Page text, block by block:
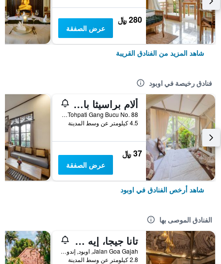
280 ﷼
عرض الصفقة
شاهد المزيد من الفنادق القريبة
فنادق رخيصة في اوبود
ألام براسيثا بالي أوبود
Banjar Tohpati Gang Bucu No. 88, اوبود, إندونيسيا
4.5 كيلومتر عن وسط المدينة
37 ﷼
عرض الصفقة
شاهد أرخص الفنادق في اوبود
الفنادق الموصى بها
تانا جيجا، إيه ريزورت باي هاديبرانا
Jalan Goa Gajah, اوبود, إندونيسيا
2.8 كيلومتر عن وسط المدينة